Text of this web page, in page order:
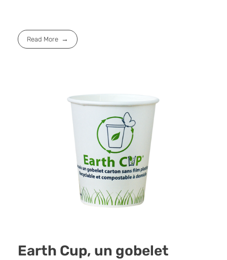
Read More
Earth Cup, un gobelet